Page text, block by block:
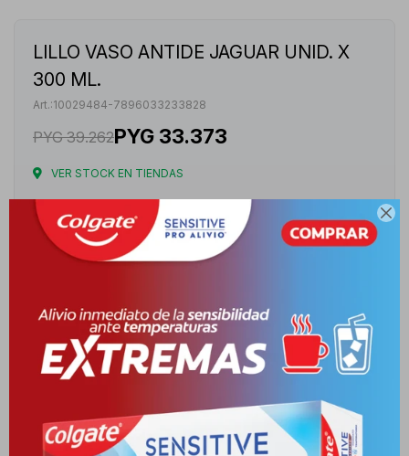

LILLO VASO ANTIDE JAGUAR UNID. X
300 ML.
10029484-7896033233828
PYG 39.262PYG 33.373
VER STOCK EN TIENDAS
Envíos
Cambios y Devoluciones
Medios de pago